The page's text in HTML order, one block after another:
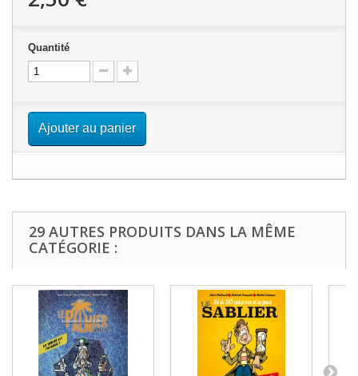
Quantité
Ajouter au panier
29 AUTRES PRODUITS DANS LA MÊME
CATÉGORIE :